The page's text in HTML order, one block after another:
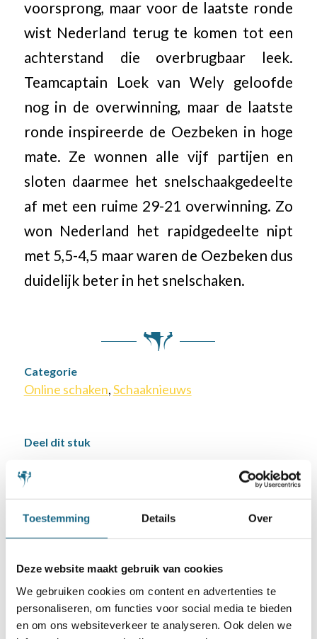
Toestemming Details Over
Deze website maakt gebruik van cookies
We gebruiken cookies om content en advertenties te
personaliseren, om functies voor social media te bieden
en om ons websiteverkeer te analyseren. Ook delen we
voorsprong, maar voor de laatste ronde
wist Nederland terug te komen tot een
achterstand die overbrugbaar leek.
Teamcaptain Loek van Wely geloofde
nog in de overwinning, maar de laatste
ronde inspireerde de Oezbeken in hoge
mate. Ze wonnen alle vijf partijen en
sloten daarmee het snelschaakgedeelte
af met een ruime 29-21 overwinning. Zo
won Nederland het rapidgedeelte nipt
met 5,5-4,5 maar waren de Oezbeken dus
duidelijk beter in het snelschaken.
Categorie
Online schaken,Schaaknieuws
Deel dit stuk
Schaken.nl wordt mede mogelijk gemaakt
door: